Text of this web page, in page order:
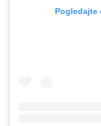
Pogledajte